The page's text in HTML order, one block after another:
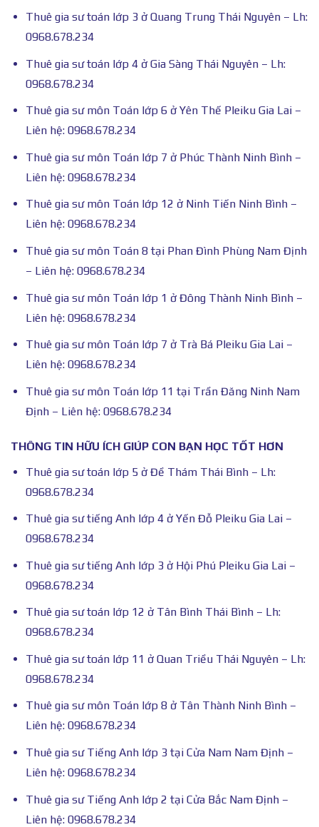
Thuê gia sư toán lớp 3 ở Quang Trung Thái Nguyên – Lh:
0968.678.234
Thuê gia sư toán lớp 4 ở Gia Sàng Thái Nguyên – Lh:
0968.678.234
Thuê gia sư môn Toán lớp 6 ở Yên Thế Pleiku Gia Lai –
Liên hệ: 0968.678.234
Thuê gia sư môn Toán lớp 7 ở Phúc Thành Ninh Bình –
Liên hệ: 0968.678.234
Thuê gia sư môn Toán lớp 12 ở Ninh Tiến Ninh Bình –
Liên hệ: 0968.678.234
Thuê gia sư môn Toán 8 tại Phan Đình Phùng Nam Định
– Liên hệ: 0968.678.234
Thuê gia sư môn Toán lớp 1 ở Đông Thành Ninh Bình –
Liên hệ: 0968.678.234
Thuê gia sư môn Toán lớp 7 ở Trà Bá Pleiku Gia Lai –
Liên hệ: 0968.678.234
Thuê gia sư môn Toán lớp 11 tại Trần Đăng Ninh Nam
Định – Liên hệ: 0968.678.234
THÔNG TIN HỮU ÍCH GIÚP CON BẠN HỌC TỐT HƠN
Thuê gia sư toán lớp 5 ở Đề Thám Thái Bình – Lh:
0968.678.234
Thuê gia sư tiếng Anh lớp 4 ở Yến Đỗ Pleiku Gia Lai –
0968.678.234
Thuê gia sư tiếng Anh lớp 3 ở Hội Phú Pleiku Gia Lai –
0968.678.234
Thuê gia sư toán lớp 12 ở Tân Bình Thái Bình – Lh:
0968.678.234
Thuê gia sư toán lớp 11 ở Quan Triều Thái Nguyên – Lh:
0968.678.234
Thuê gia sư môn Toán lớp 8 ở Tân Thành Ninh Bình –
Liên hệ: 0968.678.234
Thuê gia sư Tiếng Anh lớp 3 tại Cửa Nam Nam Định –
Liên hệ: 0968.678.234
Thuê gia sư Tiếng Anh lớp 2 tại Cửa Bắc Nam Định –
Liên hệ: 0968.678.234